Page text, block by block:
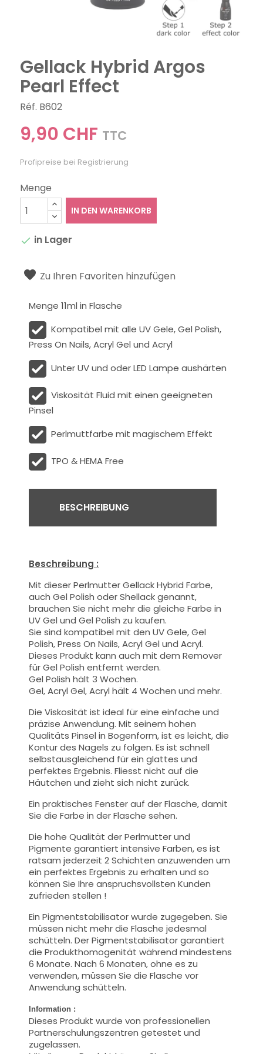
Gellack Hybrid Argos
Pearl Effect
Réf. B602
9,90 CHF TTC
Profipreise bei Registrierung
Menge
IN DEN WARENKORB
 in Lager
Zu Ihren Favoriten hinzufügen
Menge 11ml in Flasche
Kompatibel mit alle UV Gele, Gel Polish,
Press On Nails, Acryl Gel und Acryl
Unter UV und oder LED Lampe aushärten
ViskositätFluid mit einen geeigneten
Pinsel
Perlmuttfarbe mit magischem Effekt
TPO & HEMA Free
BESCHREIBUNG
Beschreibung :
Mit dieserPerlmutterGellack Hybrid Farbe,
auch Gel Polish oder Shellack genannt,
brauchen Sie nicht mehr die gleiche Farbe in
UV Gel und Gel Polish zu kaufen.
Sie sind kompatibel mit den UV Gele, Gel
Polish, Press On Nails, Acryl Gel und Acryl.
Dieses Produkt kann auch mit dem Remover
für Gel Polish entfernt werden.
Gel Polish hält 3 Wochen.
Gel, Acryl Gel, Acryl hält 4 Wochen und mehr.
Die Viskosität ist ideal für eine einfache und
präzise Anwendung.Mit seinem hohen
QualitätsPinsel in Bogenform, ist es leicht, die
Kontur des Nagels zu folgen. Es ist schnell
selbstausgleichend für ein glattes und
perfektes Ergebnis. Fliesst nicht auf die
Häutchen und zieht sich nicht zurück.
Ein praktisches Fenster auf der Flasche, damit
Sie die Farbe in der Flasche sehen.
Die hohe Qualität derPerlmutter und
Pigmente garantiert intensive Farben, es ist
ratsam jederzeit 2 Schichten anzuwenden um
ein perfektes Ergebnis zu erhalten und so
können Sie Ihre anspruchsvollsten Kunden
zufrieden stellen !
Ein Pigmentstabilisator wurde zugegeben. Sie
müssen nicht mehr die Flasche jedesmal
schütteln. Der Pigmentstabilisator garantiert
die Produkthomogenität während mindestens
6 Monate. Nach 6 Monaten, ohne es zu
verwenden, müssen Sie die Flasche vor
Anwendung schütteln.
Information :
Dieses Produkt wurde von professionellen
Partnerschulungszentren getestet und
zugelassen.